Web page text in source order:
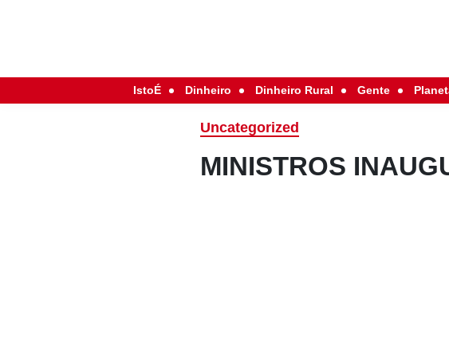
IstoÉ Dinheiro Dinheiro Rural Gente
Uncategorized
MINISTROS